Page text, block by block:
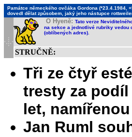
Památce německého ovčáka Gordona
dovedl dělat způsobem, jaký jeho nástupce
O Hyeně: Tato verze
na sekce a jednotlivé rubriky vedou
(oblíbených adres).
STRUČNĚ:
Tři ze čtyř
tresty za podíl
let,
Jan Ruml